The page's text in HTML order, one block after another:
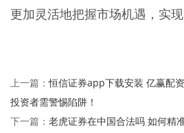
更加灵活地把握市场机遇，实现
上一篇：恒信证券app下载安装 亿赢配
投资者需警惕陷阱！
下一篇： 老虎证券在中国合法吗 如何精